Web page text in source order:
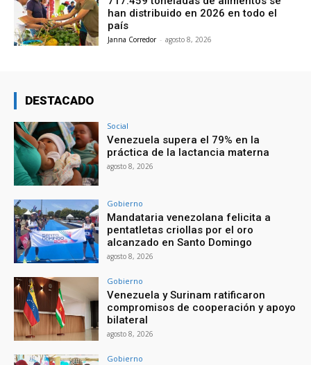
han distribuido en 2026 en todo el
país
Janna Corredor - agosto 8, 2026
DESTACADO
Social
Venezuela supera el 79% en la
práctica de la lactancia materna
agosto 8, 2026
Gobierno
Mandataria venezolana felicita a
pentatletas criollas por el oro
alcanzado en Santo Domingo
agosto 8, 2026
Gobierno
Venezuela y Surinam ratificaron
compromisos de cooperación y apoyo
bilateral
agosto 8, 2026
Gobierno